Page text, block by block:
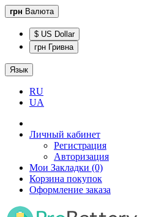
грн Валюта
$ US Dollar
грн Гривна
Язык
RU
UA
Личный кабинет
Регистрация
Авторизация
Мои Закладки (0)
Корзина покупок
Оформление заказа